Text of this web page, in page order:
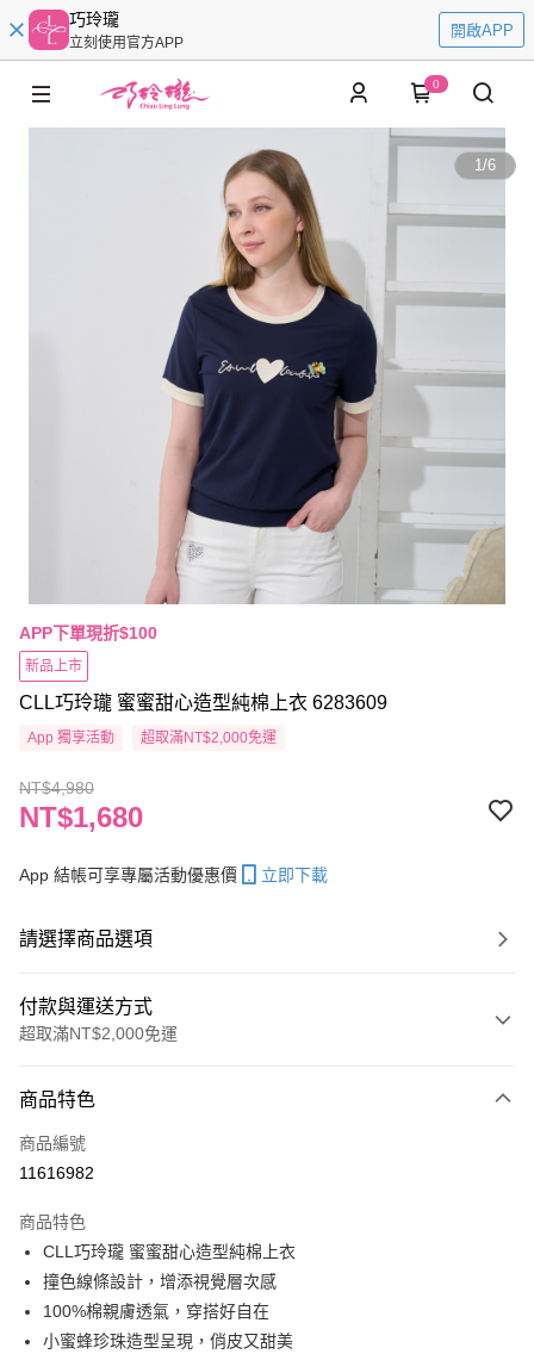
巧玲瓏
立刻使用官方APP
開啟APP
0
1/6
APP下單現折$100
新品上市
CLL巧玲瓏 蜜蜜甜心造型純棉上衣 6283609
App 獨享活動 超取滿NT$2,000免運
NT$4,980
NT$1,680
App 結帳可享專屬活動優惠價 立即下載
請選擇商品選項
付款與運送方式
超取滿NT$2,000免運
信用卡一次付款
信用卡分期付款
合作金庫商業銀行
華南商業銀行
彰化商業銀行
上海商業儲蓄銀行
國泰世華商業銀行
臺灣中小企業銀行
台中商業銀行
超商取貨付款
LINE Pay
Apple Pay
商品特色
商品編號
11616982
商品特色
CLL巧玲瓏 蜜蜜甜心造型純棉上衣
撞色線條設計，增添視覺層次感
100%棉親膚透氣，穿搭好自在
小蜜蜂珍珠造型呈現，俏皮又甜美